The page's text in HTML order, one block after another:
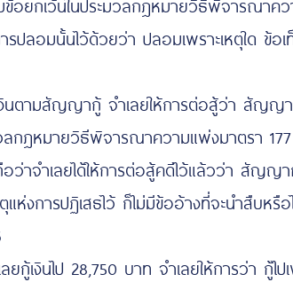
ปลอมนั้นไว้ด้วยว่า ปลอมเพราะเหตุใด ข้อเ
ากู้ จำเลยให้การต่อสู้ว่า สัญญากู้ที่โจท
ลกฎหมายวิธีพิจารณาความแพ่งมาตรา
าจำเลยได้ให้การต่อสู้คดีไว้แล้วว่า สัญญ
แห่งการปฏิเสธไว้ ก็ไม่มีข้ออ้างที่จะนำสืบหรื
28,750 บาท จำเลยให้การว่า กู้ไปเพี